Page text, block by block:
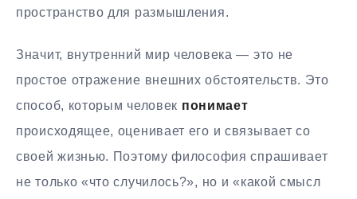
пространство для размышления.
Значит, внутренний мир человека — это не
простое отражение внешних обстоятельств. Это
способ, которым человек понимает
происходящее, оценивает его и связывает со
своей жизнью. Поэтому философия спрашивает
не только «что случилось?», но и «какой смысл